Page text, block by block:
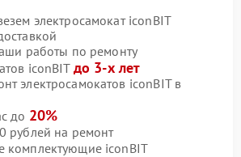
электросамокат iconBIT
работы по ремонту
iconBIT до 3-х лет
электросамокатов iconBIT в
до 20%
рублей на ремонт
комплектующие iconBIT